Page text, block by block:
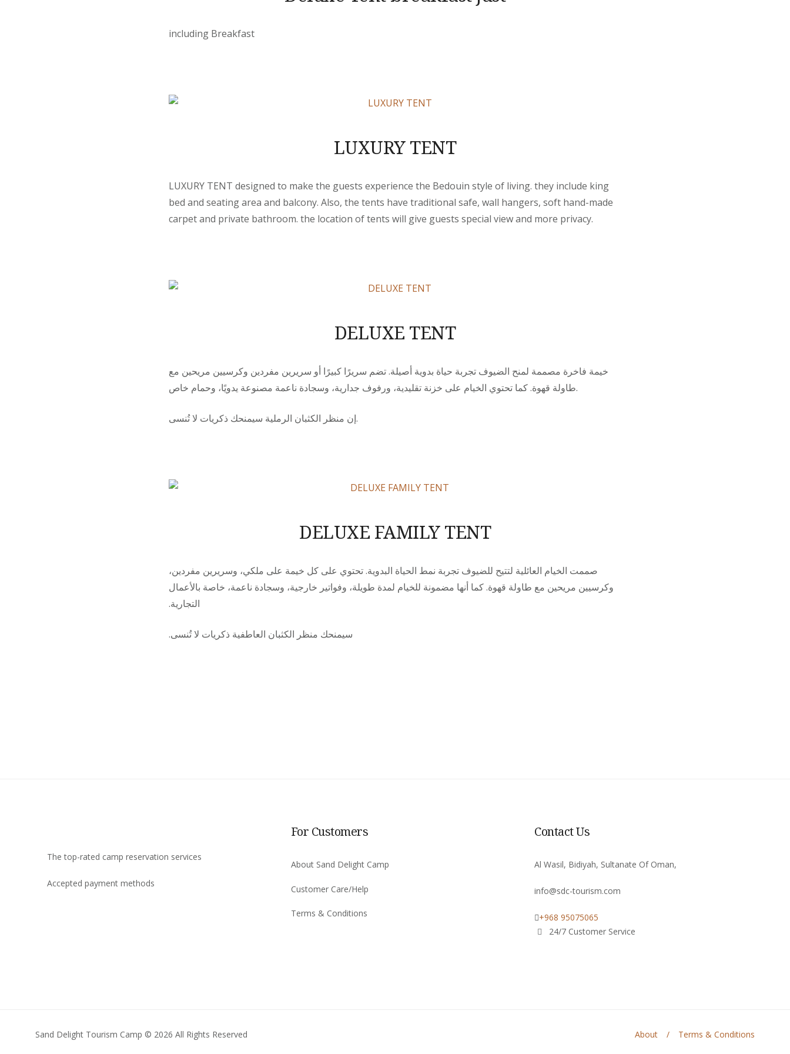
including Breakfast
LUXURY TENT
LUXURY TENT designed to make the guests experience the Bedouin style of living. they include king
bed and seating area and balcony. Also, the tents have traditional safe, wall hangers, soft hand-made
carpet and private bathroom. the location of tents will give guests special view and more privacy.
DELUXE TENT
خيمة فاخرة مصممة لمنح الضيوف تجربة حياة بدوية أصيلة. تضم سريرًا كبيرًا أو سريرين مفردين وكرسيين مريحين مع
طاولة قهوة. كما تحتوي الخيام على خزنة تقليدية، ورفوف جدارية، وسجادة ناعمة مصنوعة يدويًا، وحمام خاص.
إن منظر الكثبان الرملية سيمنحك ذكريات لا تُنسى.
DELUXE FAMILY TENT
صممت الخيام العائلية لتتيح للضيوف تجربة نمط الحياة البدوية. تحتوي على كل خيمة على ملكي، وسريرين مفردين،
وكرسيين مريحين مع طاولة قهوة. كما أنها مضمونة للخيام لمدة طويلة، وفواتير خارجية، وسجادة ناعمة، خاصة بالأعمال
التجارية.
سيمنحك منظر الكثبان العاطفية ذكريات لا تُنسى.
The top-rated camp reservation services
Accepted payment methods
For Customers
About Sand Delight Camp
Customer Care/Help
Terms & Conditions
Contact Us
Al Wasil, Bidiyah, Sultanate Of Oman,
info@sdc-tourism.com
+968 95075065
24/7 Customer Service
Sand Delight Tourism Camp © 2026 All Rights Reserved About Terms & Conditions